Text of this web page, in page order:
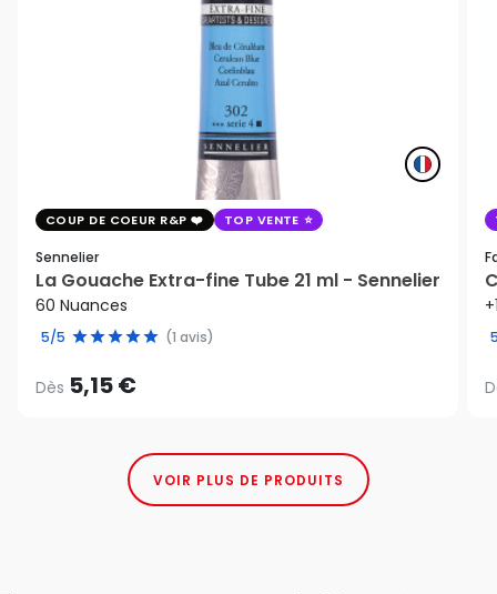
COUP DE COEUR R&P TOP VENTE
Sennelier
La Gouache Extra-fine Tube 21 ml - Sennelier
60 Nuances
5/5 (1 avis)
Dès 5,15 €
VOIR PLUS DE PRODUITS